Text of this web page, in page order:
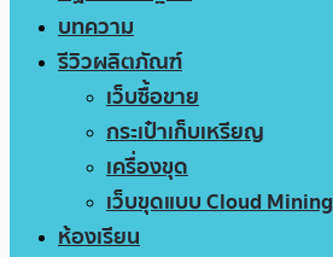
บทความ
รีวิวผลิตภัณฑ์
เว็บซื้อขาย
กระเป๋าเก็บเหรียญ
เครื่องขุด
เว็บขุดแบบ Cloud Mining
ห้องเรียน